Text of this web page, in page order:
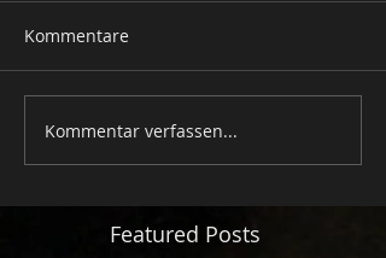
Kommentare
Kommentar verfassen...
Featured Posts